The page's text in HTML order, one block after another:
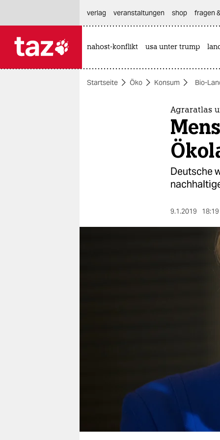
themen
unterstützen
genossenschaft
verlag
veranstaltungen shop fragen
nahost-konflikt usa unter trump
Startseite Öko Konsum Bio-
Agraratlas
Deutsche
9.1.2019